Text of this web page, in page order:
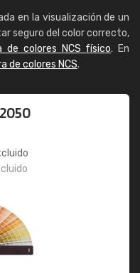
en la visualización de un
seguro del color correcto,
de colores NCS físico. En
de colores NCS.